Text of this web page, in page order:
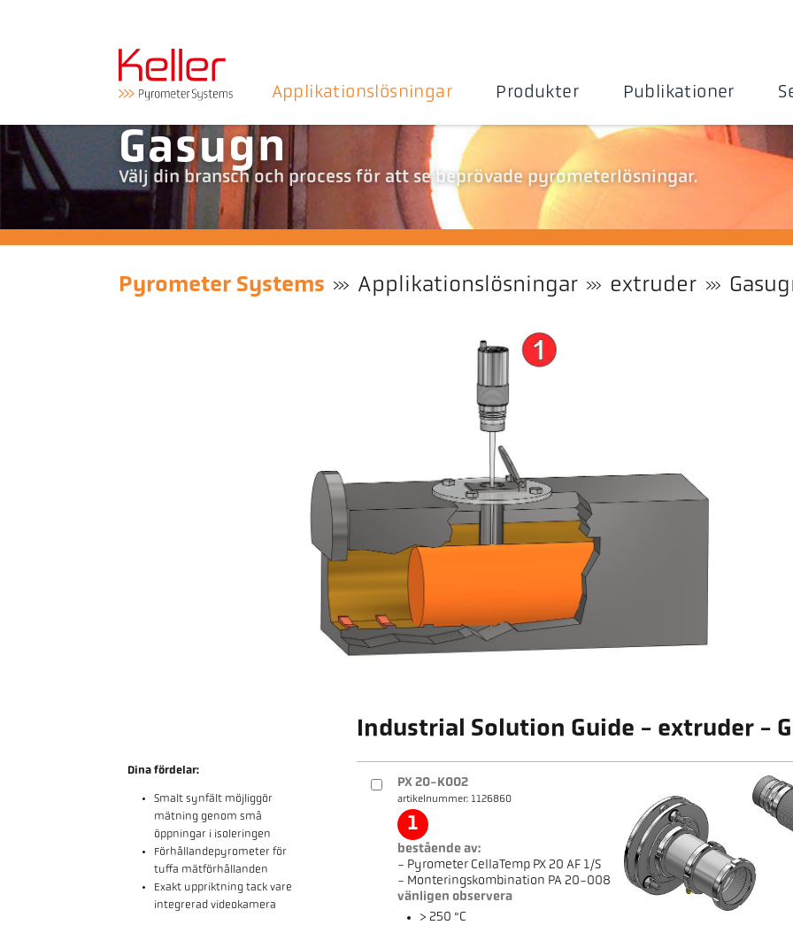
Applikationslösningar Produkter Publikationer
Gasugn
Välj din bransch och process för att se beprövade pyrometerlösningar.
Pyrometer Systems Applikationslösningar extruder
Industrial Solution Guide - extruder -
Dina fördelar:
Smalt synfält möjliggör
mätning genom små
öppningar i isoleringen
Förhållandepyrometer för
tuffa mätförhållanden
Exakt uppriktning tack vare
integrerad videokamera
PX 20-K002
artikelnummer: 1126860
1
bestående av:
- Pyrometer CellaTemp PX 20 AF 1/S
- Monteringskombination PA 20-008
vänligen observera
> 250 °C